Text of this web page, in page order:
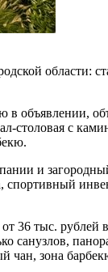
области:
объявлении,
столовая с
и
спортивный
36 тыс. рублей
санузлов,
зона